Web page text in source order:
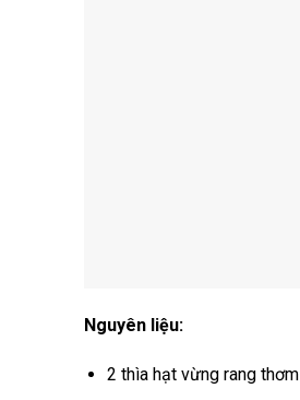
Nguyên liệu:
2 thìa hạt vừng rang thơm